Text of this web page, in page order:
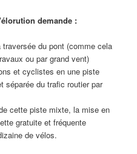
demande :
du pont (comme cela
ou par grand vent)
et cyclistes en une piste
séparée du trafic routier par
cette piste mixte, la mise en
gratuite et fréquente
de vélos.